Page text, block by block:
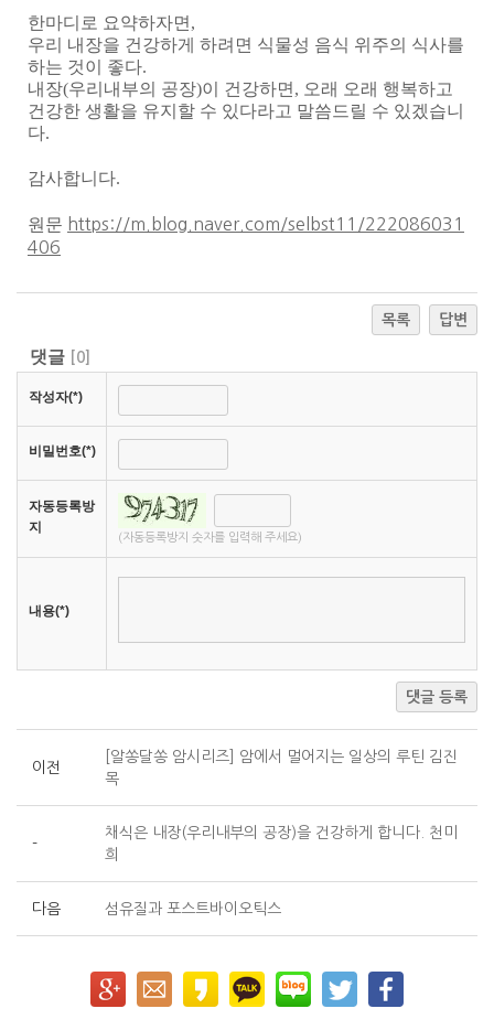
한마디로 요약하자면 ,
우리 내장을 건강하게 하려면 식물성 음식 위주의 식사를
하는 것이 좋다.
내장(우리내부의 공장)이 건강하면 , 오래 오래 행복하고
건강한 생활을 유지할 수 있다라고 말씀드릴 수 있겠습니
다.
감사합니다.
원문 https://m.blog.naver.com/selbst11/222086031
406
목록 답변
댓글 0
작성자(*)
비밀번호(*)
자동등록방
지
(자동등록방지 숫자를 입력해 주세요)
내용(*)
댓글 등록
이전
[알쏭달쏭 암시리즈] 암에서 멀어지는 일상의 루틴 김진
목
-
채식은 내장(우리내부의 공장)을 건강하게 합니다. 천미
희
다음 섬유질과 포스트바이오틱스